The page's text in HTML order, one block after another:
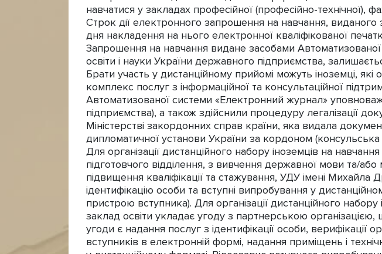
навчатися у закладах професійної (професійно-технічної),
Строк дії електронного запрошення на навчання,
дня накладення на нього електронної кваліфікованої
Запрошення на навчання видане засобами
освіти і науки України державного підприємства,
Брати участь у дистанційному прийомі можуть іноземці,
комплекс послуг з інформаційної та консультаційної
Автоматизованої системи «Електронний журнал»
підприємства), а також здійснили процедуру легалізації
Міністерстві закордонних справ країни, яка видала
дипломатичної установи України за кордоном (консульська
Для організації дистанційного набору іноземців на
підготовчого відділення, з вивчення державної мови та/
підвищення кваліфікації та стажування, УДУ імені
ідентифікацію особи та вступні випробування у
пристрою вступника). Для організації дистанційного
заклад освіти укладає угоду з партнерською
угоди є надання послуг з ідентифікації особи, верифікації
вступників в електронній формі, надання приміщень і